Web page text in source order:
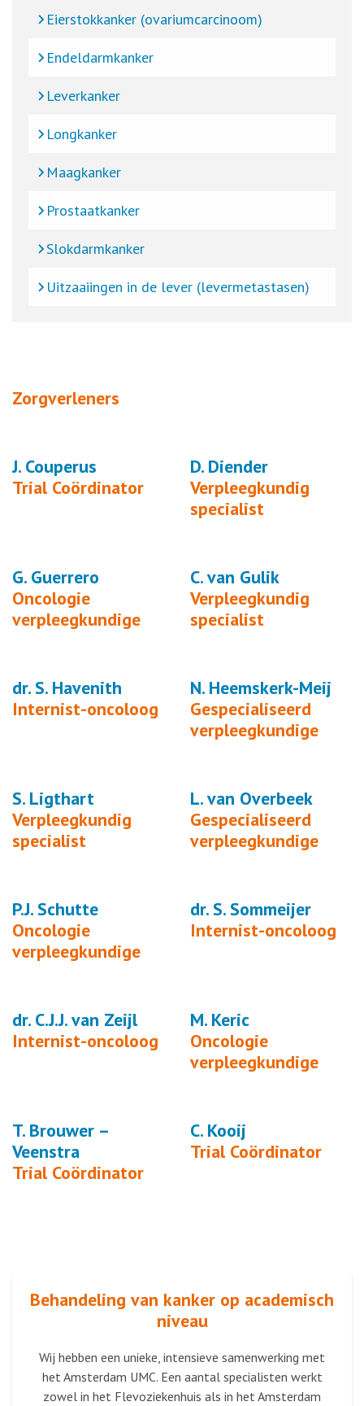
Eierstokkanker (ovariumcarcinoom)
Endeldarmkanker
Leverkanker
Longkanker
Maagkanker
Prostaatkanker
Slokdarmkanker
Uitzaaiingen in de lever (levermetastasen)
Zorgverleners
J. Couperus
Trial Coördinator
D. Diender
Verpleegkundig
specialist
G. Guerrero
Oncologie
verpleegkundige
C. van Gulik
Verpleegkundig
specialist
dr. S. Havenith
Internist-oncoloog
N. Heemskerk-Meij
Gespecialiseerd
verpleegkundige
S. Ligthart
Verpleegkundig
specialist
L. van Overbeek
Gespecialiseerd
verpleegkundige
P.J. Schutte
Oncologie
verpleegkundige
dr. S. Sommeijer
Internist-oncoloog
dr. C.J.J. van Zeijl
Internist-oncoloog
M. Keric
Oncologie
verpleegkundige
T. Brouwer –
Veenstra
Trial Coördinator
C. Kooij
Trial Coördinator
Behandeling van kanker op academisch
niveau
Wij hebben een unieke, intensieve samenwerking met
het Amsterdam UMC. Een aantal specialisten werkt
zowel in het Flevoziekenhuis als in het Amsterdam